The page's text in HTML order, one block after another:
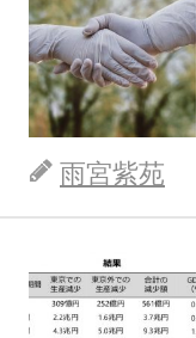
雨宮紫苑